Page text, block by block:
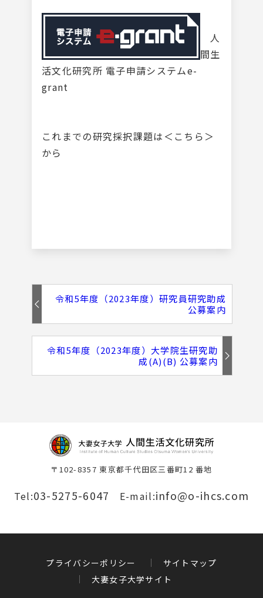
人
間生
活文化研究所 電子申請システムe-
grant
これまでの研究採択課題は ＜こちら＞
から
令和5年度（2023年度）研究員研究助成
公募案内
令和5年度（2023年度）大学院生研究助
成(A)(B) 公募案内
〒102-8357 東京都千代田区三番町12 番地
Tel:03-5275-6047 E-mail:info@o-ihcs.com
プライバシーポリシー
サイトマップ
大妻女子大学サイト